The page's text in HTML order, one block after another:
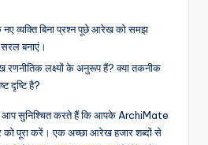
नए व्यक्ति बिना प्रश्न पूछे आरेख को समझ
बनाएं।
रणनीतिक लक्ष्यों के अनुरूप हैं? क्या तकनीक
दृष्टि है?
आप सुनिश्चित करते हैं कि आपके ArchiMate
को पूरा करें। एक अच्छा आरेख हजार शब्दों से